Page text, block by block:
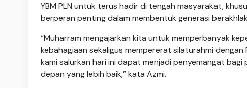
YBM PLN untuk terus hadir di tengah masyarakat,
berperan penting dalam membentuk generasi
“Muharram mengajarkan kita untuk memperbanyak
kebahagiaan sekaligus mempererat silaturahmi dengan
kami salurkan hari ini dapat menjadi penyemangat
depan yang lebih baik,” kata Azmi.